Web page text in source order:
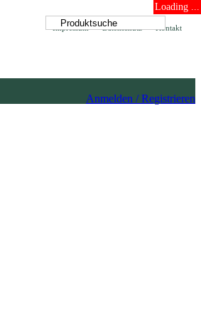
Loading ...
Kontakt
Datenschutz
Impressum
Anmelden / Registrieren